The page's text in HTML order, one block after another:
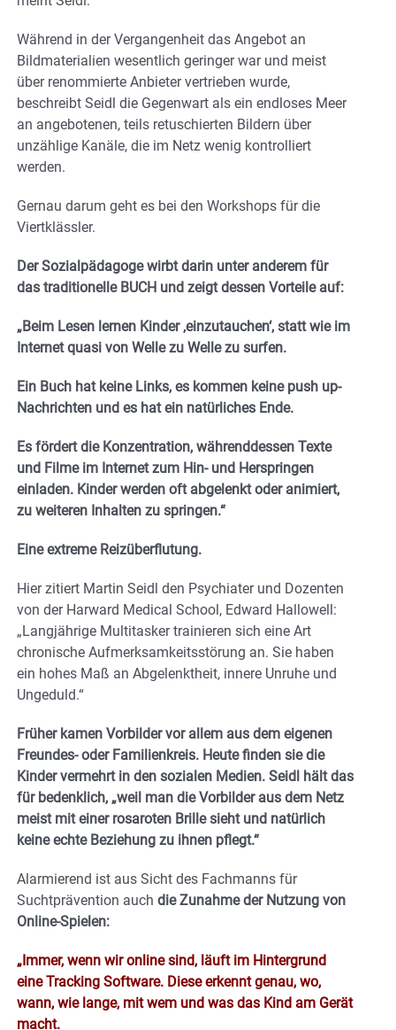
Während in der Vergangenheit das Angebot an
Bildmaterialien wesentlich geringer war und meist
über renommierte Anbieter vertrieben wurde,
beschreibt Seidl die Gegenwart als ein endloses Meer
an angebotenen, teils retuschierten Bildern über
unzählige Kanäle, die im Netz wenig kontrolliert
werden.
Gernau darum geht es bei den Workshops für die
Viertklässler.
Der Sozialpädagoge wirbt darin unter anderem für
das traditionelle BUCH und zeigt dessen Vorteile auf:
„Beim Lesen lernen Kinder ‚einzutauchen‘, statt wie im
Internet quasi von Welle zu Welle zu surfen.
Ein Buch hat keine Links, es kommen keine push up-
Nachrichten und es hat ein natürliches Ende.
Es fördert die Konzentration, währenddessen Texte
und Filme im Internet zum Hin- und Herspringen
einladen. Kinder werden oft abgelenkt oder animiert,
zu weiteren Inhalten zu springen.“
Eine extreme Reizüberflutung.
Hier zitiert Martin Seidl den Psychiater und Dozenten
von der Harward Medical School, Edward Hallowell:
„Langjährige Multitasker trainieren sich eine Art
chronische Aufmerksamkeitsstörung an. Sie haben
ein hohes Maß an Abgelenktheit, innere Unruhe und
Ungeduld.“
Früher kamen Vorbilder vor allem aus dem eigenen
Freundes- oder Familienkreis. Heute finden sie die
Kinder vermehrt in den sozialen Medien. Seidl hält das
für bedenklich, „weil man die Vorbilder aus dem Netz
meist mit einer rosaroten Brille sieht und natürlich
keine echte Beziehung zu ihnen pflegt.“
Alarmierend ist aus Sicht des Fachmanns für
Suchtprävention auch die Zunahme der Nutzung von
Online-Spielen:
„Immer, wenn wir online sind, läuft im Hintergrund
eine Tracking Software. Diese erkennt genau, wo,
wann, wie lange, mit wem und was das Kind am Gerät
macht.